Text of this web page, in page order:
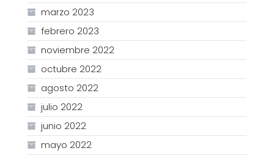
marzo 2023
febrero 2023
noviembre 2022
octubre 2022
agosto 2022
julio 2022
junio 2022
mayo 2022